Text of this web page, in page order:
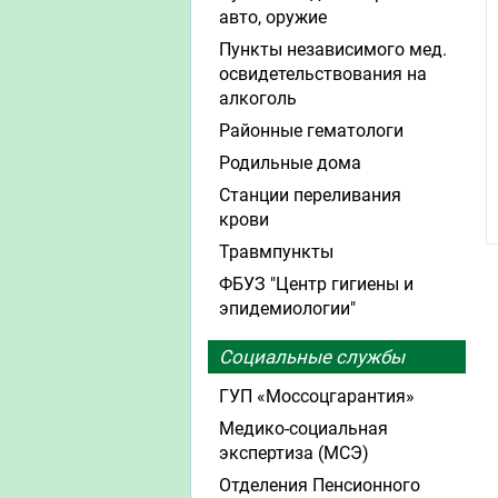
авто, оружие
Пункты независимого мед.
освидетельствования на
алкоголь
Районные гематологи
Родильные дома
Станции переливания
крови
Травмпункты
ФБУЗ "Центр гигиены и
эпидемиологии"
Социальные службы
ГУП «Моссоцгарантия»
Медико-социальная
экспертиза (МСЭ)
Отделения Пенсионного